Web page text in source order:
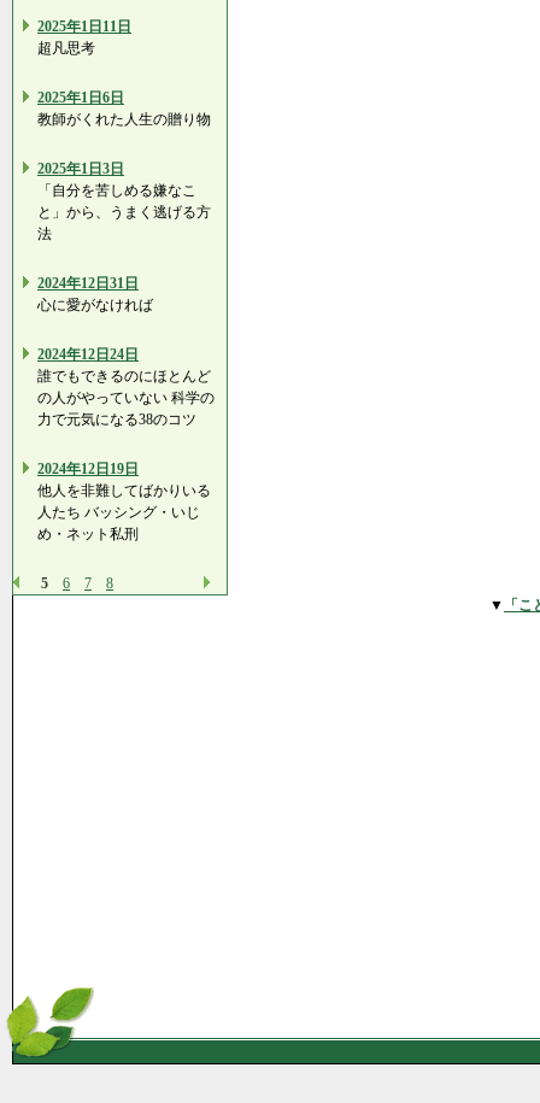
2025年1日11日
超凡思考
2025年1日6日
教師がくれた人生の贈り物
2025年1日3日
「自分を苦しめる嫌なこ
と」から、うまく逃げる方
法
2024年12日31日
心に愛がなければ
2024年12日24日
誰でもできるのにほとんど
の人がやっていない 科学の
力で元気になる38のコツ
2024年12日19日
他人を非難してばかりいる
人たち バッシング・いじ
め・ネット私刑
5 6 7 8
▼ 「